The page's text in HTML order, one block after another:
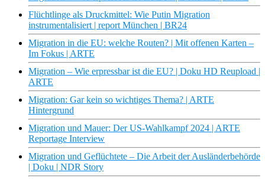
Flüchtlinge als Druckmittel: Wie Putin Migration
instrumentalisiert | report München | BR24
Migration in die EU: welche Routen? | Mit offenen Karten –
Im Fokus | ARTE
Migration – Wie erpressbar ist die EU? | Doku HD Reupload |
ARTE
Migration: Gar kein so wichtiges Thema? | ARTE
Hintergrund
Migration und Mauer: Der US-Wahlkampf 2024 | ARTE
Reportage Interview
Migration und Geflüchtete – Die Arbeit der Ausländerbehörde
| Doku | NDR Story